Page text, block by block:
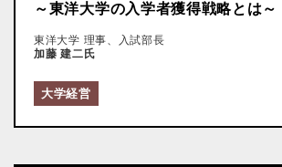
～東洋大学の入学者獲得戦略とは～
東洋大学 理事、入試部長
加藤 建二氏
大学経営